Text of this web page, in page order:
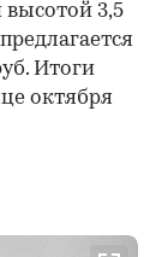
высотой 3,5
Итоги
октября